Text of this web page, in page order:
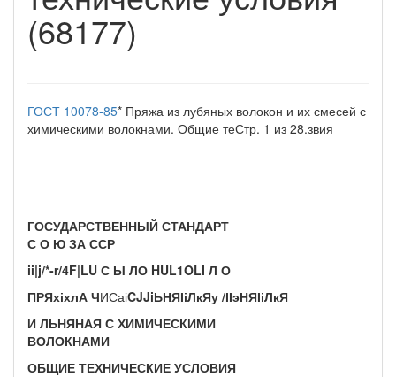
(68177)
ГОСТ 10078-85* Пряжа из лубяных волокон и их смесей с
химическими волокнами. Общие теСтр. 1 из 28.звия
ГОСУДАРСТВЕННЫЙ СТАНДАРТ
С О Ю ЗА ССР
ii|j/*-r/4F|LU С Ы ЛО HUL1OLI Л О
ПРЯхіхлА ЧИСаіCJJiЬНЯІіЛкЯу /ІІэНЯІіЛкЯ
И ЛЬНЯНАЯ С ХИМИЧЕСКИМИ
ВОЛОКНАМИ
ОБЩИЕ ТЕХНИЧЕСКИЕ УСЛОВИЯ